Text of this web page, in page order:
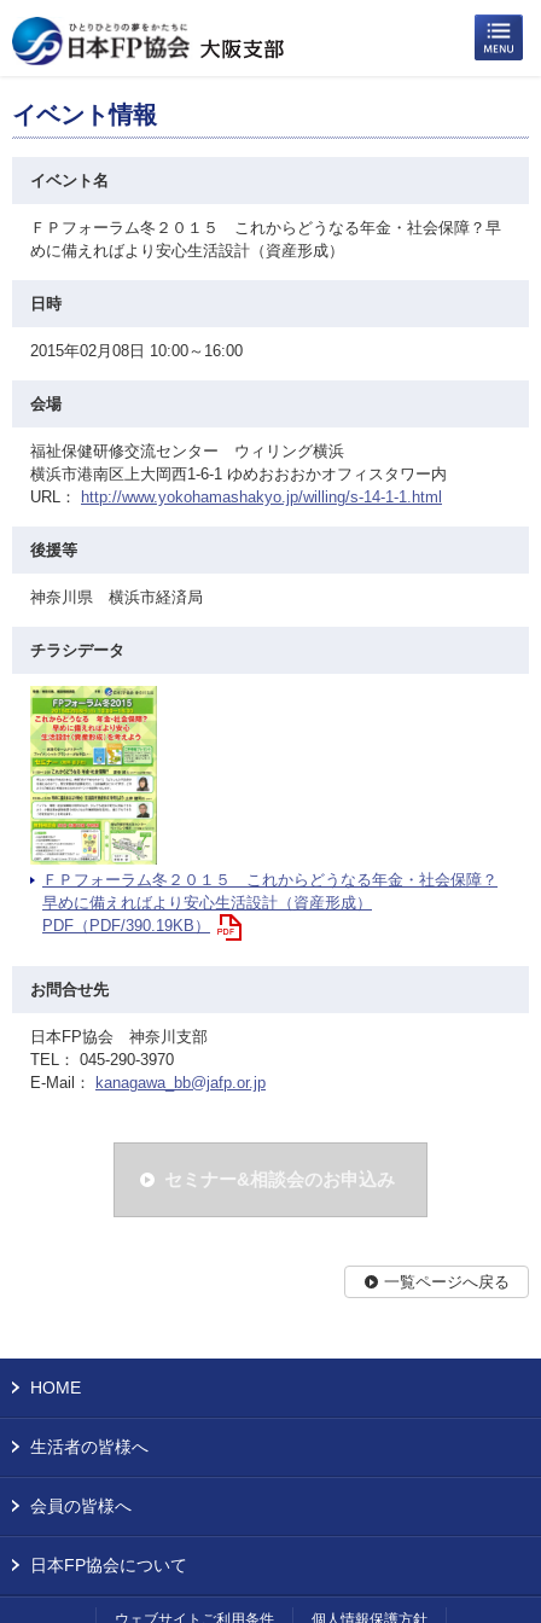
イベント情報
イベント名
ＦＰフォーラム冬２０１５ これからどうなる年金・社会保障？早
めに備えればより安心生活設計（資産形成）
日時
2015年02月08日 10:00～16:00
会場
福祉保健研修交流センター ウィリング横浜
横浜市港南区上大岡西1-6-1 ゆめおおおかオフィスタワー内
URL：
http://www.yokohamashakyo.jp/willing/s-14-1-1.html
後援等
神奈川県 横浜市経済局
チラシデータ
ＦＰフォーラム冬２０１５ これからどうなる年金・社会保障？
早めに備えればより安心生活設計（資産形成）
PDF（PDF/390.19KB）
お問合せ先
日本FP協会 神奈川支部
TEL： 045-290-3970
E-Mail：
kanagawa_bb@jafp.or.jp
セミナー&相談会のお申込み
一覧ページへ戻る
HOME
生活者の皆様へ
会員の皆様へ
日本FP協会について